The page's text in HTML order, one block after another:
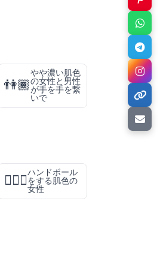
👫🏾
やや濃い肌色
の女性と男性
が手を手を繋
いで
🤾🏽‍♀️
ハンドボール
をする肌色の
女性